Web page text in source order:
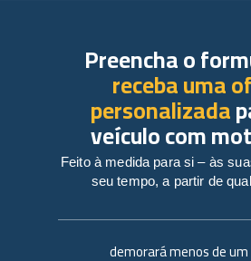
demorará menos de
Preencha o
receba uma
personalizada
veículo com
Feito à medida para si – às
seu tempo, a partir de